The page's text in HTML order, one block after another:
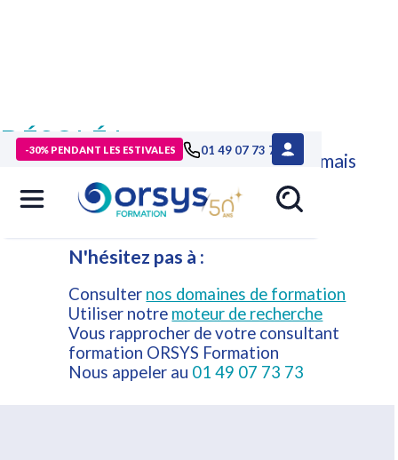
-30% PENDANT LES ESTIVALES 01 49 07 73 73
DÉSOLÉ !
Cette formation n'est plus disponible mais
d'autres formations ORSYS peuvent
répondre à vos attentes.
N'hésitez pas à :
Consulter nos domaines de formation
Utiliser notre moteur de recherche
Vous rapprocher de votre consultant
formation ORSYS Formation
Nous appeler au 01 49 07 73 73